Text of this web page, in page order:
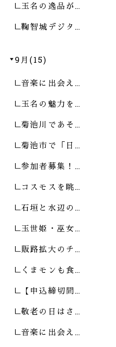
玉名の逸品が…
鞠智城デジタ…
9月(15)
音楽に出会え…
玉名の魅力を…
菊池川であそ…
菊池市で「日…
参加者募集！…
コスモスを眺…
石垣と水辺の…
玉世姫・巫女…
販路拡大のチ…
くまモンも食…
【申込締切間…
敬老の日はさ…
音楽に出会え…